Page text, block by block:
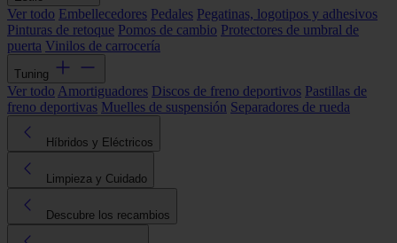
Ver todo Embellecedores Pedales Pegatinas, logotipos y adhesivos
Pinturas de retoque Pomos de cambio Protectores de umbral de
puerta Vinilos de carrocería
Tuning
Ver todo Amortiguadores Discos de freno deportivos Pastillas de
freno deportivas Muelles de suspensión Separadores de rueda
Híbridos y Eléctricos
Limpieza y Cuidado
Descubre los recambios